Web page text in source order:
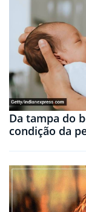
Da tampa do
condição da